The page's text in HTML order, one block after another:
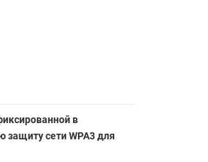
в
защиту сети WPA3 для